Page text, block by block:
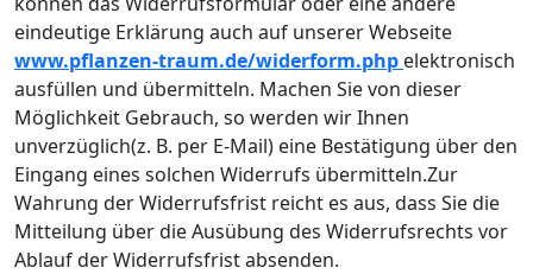
eindeutige Erklärung auch auf unserer Webseite
www.pflanzen-traum.de/widerform.php elektronisch
ausfüllen und übermitteln. Machen Sie von dieser
Möglichkeit Gebrauch, so werden wir Ihnen
unverzüglich(z. B. per E-Mail) eine Bestätigung über den
Eingang eines solchen Widerrufs übermitteln.Zur
Wahrung der Widerrufsfrist reicht es aus, dass Sie die
Mitteilung über die Ausübung des Widerrufsrechts vor
Ablauf der Widerrufsfrist absenden.